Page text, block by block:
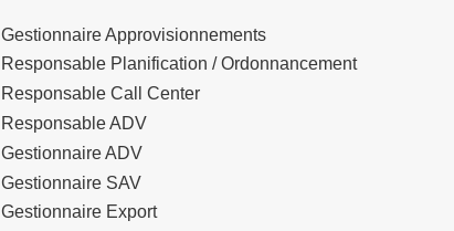
Gestionnaire Approvisionnements
Responsable Planification / Ordonnancement
Responsable Call Center
Responsable ADV
Gestionnaire ADV
Gestionnaire SAV
Gestionnaire Export